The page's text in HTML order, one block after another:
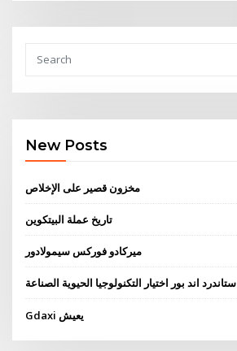
New Posts
مخزون قصير على الإخلاص
تاريخ عملة البيتكوين
ميركادو فوركس سيمولادور
ستاندرد اند بور اختيار التكنولوجيا الحيوية الصناعة
Gdaxi يعيش